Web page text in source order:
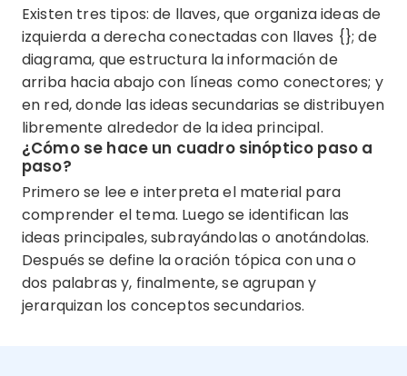
Existen tres tipos: de llaves, que organiza ideas de
izquierda a derecha conectadas con llaves {}; de
diagrama, que estructura la información de
arriba hacia abajo con líneas como conectores; y
en red, donde las ideas secundarias se distribuyen
libremente alrededor de la idea principal.
¿Cómo se hace un cuadro sinóptico paso a
paso?
Primero se lee e interpreta el material para
comprender el tema. Luego se identifican las
ideas principales, subrayándolas o anotándolas.
Después se define la oración tópica con una o
dos palabras y, finalmente, se agrupan y
jerarquizan los conceptos secundarios.